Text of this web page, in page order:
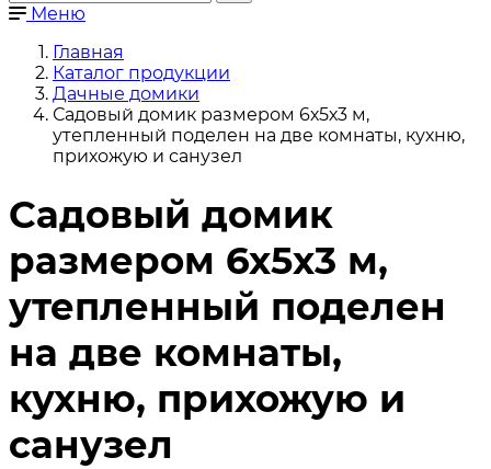
Меню
Главная
Каталог продукции
Дачные домики
Садовый домик размером 6х5х3 м,
утепленный поделен на две комнаты, кухню,
прихожую и санузел
Садовый домик
размером 6х5х3 м,
утепленный поделен
на две комнаты,
кухню, прихожую и
санузел